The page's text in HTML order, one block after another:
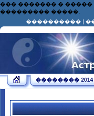
��� ������� � �����
��������� �����.
���������� |
�������� 2014